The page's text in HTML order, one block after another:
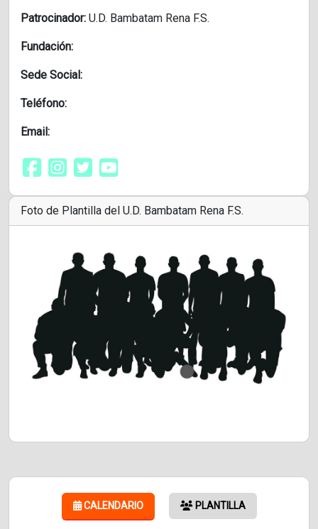
Patrocinador: U.D. Bambatam Rena F.S.
Fundación:
Sede Social:
Teléfono:
Email:
Foto de Plantilla del U.D. Bambatam Rena F.S.
CALENDARIO PLANTILLA